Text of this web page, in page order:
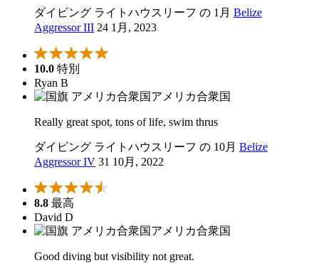
ダイビング ライトハウスリーフ の 1月 Belize
Aggressor III 24 1月, 2023
10.0 特別
Ryan B
アメリカ合衆国
Really great spot, tons of life, swim thrus
ダイビング ライトハウスリーフ の 10月 Belize
Aggressor IV 31 10月, 2022
8.8 最高
David D
アメリカ合衆国
Good diving but visibility not great.